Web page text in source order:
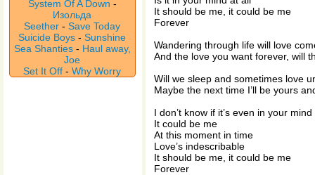
System Of A Down -
Изольда
Seether -Save Today
Suicide Boys -Sunshine
Sea Shanties - Haul away,
Joe
Set It Off -Why Worry
It should be me, it could be me
Forever
Wandering through life will love
And the love you want forever, will
Will we sleep and sometimes love
Maybe the next time I’ll be yours
I don’t know if it’s even in your
It could be me
At this moment in time
Love’s indescribable
It should be me, it could be me
Forever